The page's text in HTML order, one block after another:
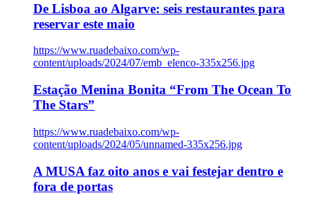
De Lisboa ao Algarve: seis restaurantes para
reservar este maio
https://www.ruadebaixo.com/wp-
content/uploads/2024/07/emb_elenco-335x256.jpg
Estação Menina Bonita “From The Ocean To
The Stars”
https://www.ruadebaixo.com/wp-
content/uploads/2024/05/unnamed-335x256.jpg
A MUSA faz oito anos e vai festejar dentro e
fora de portas